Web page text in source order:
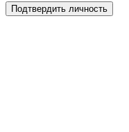
Подтвердить личность